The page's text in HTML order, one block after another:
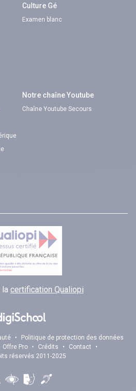
Culture Gé
Examen blanc
Notre chaîne Youtube
Chaîne Youtube Secours
la certification Qualiopi
•
Politique de protection des données
Offre Pro • Crédits • Contact
•
réservés 2011-2025